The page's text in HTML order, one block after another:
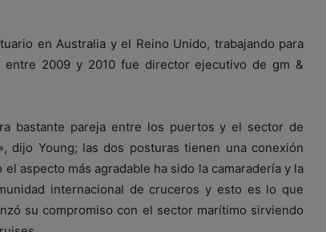
en Australia y el Reino Unido, trabajando para
2009 y 2010 fue director ejecutivo de gm &
bastante pareja entre los puertos y el sector de
dijo Young; las dos posturas tienen una conexión
aspecto más agradable ha sido la camaradería y la
internacional de cruceros y esto es lo que
su compromiso con el sector marítimo sirviendo